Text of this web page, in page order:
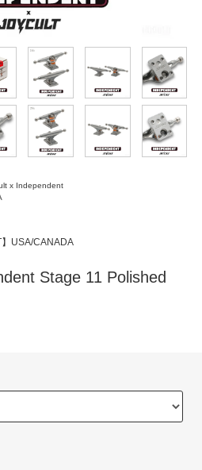
x Independent
】USA/CANADA
Stage 11 Polished